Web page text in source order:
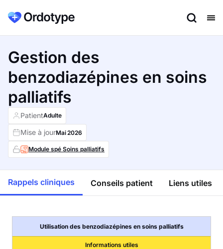
Gestion des
benzodiazépines en soins
palliatifs
PatientAdulte
Mise à jourMai2026
Module spé Soins palliatifs
Rappels cliniques Conseils patient Liens utiles
Utilisation des benzodiazépines en soins palliatifs
Informations utiles